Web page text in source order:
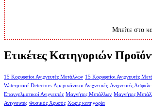
Μπείτε στο
Ετικέτες Κατηγοριών
15 Κορυφαίοι Ανιχνευτές Μετάλλων 15 Κορυφαίοι Ανιχνευτές
Waterproof Detectors Αμερικάνικοι Ανιχνευτές Ανιχνευτές
Επαγγελματικοί Ανιχνευτές Μαγνήτες Μετάλλων Μαγνήτες
Ανιχνευτές Φυσικός Χρυσός Χωρίς κατηγορία